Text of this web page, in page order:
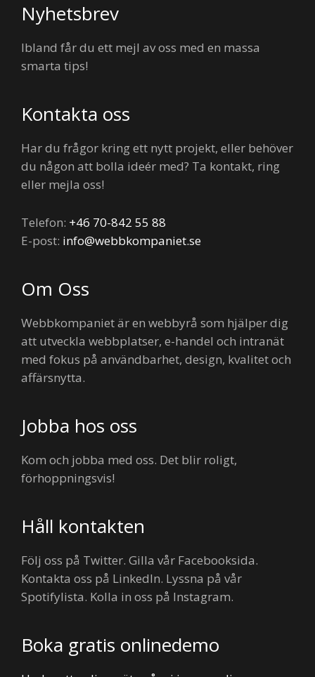
Nyhetsbrev
Ibland får du ett mejl av oss med en massa
smarta tips!
Kontakta oss
Har du frågor kring ett nytt projekt, eller behöver
du någon att bolla ideér med? Ta kontakt, ring
eller mejla oss!
Telefon: +46 70-842 55 88
E-post: info@webbkompaniet.se
Om Oss
Webbkompaniet är en webbyrå som hjälper dig
att utveckla webbplatser, e-handel och intranät
med fokus på användbarhet, design, kvalitet och
affärsnytta.
Jobba hos oss
Kom och jobba med oss. Det blir roligt,
förhoppningsvis!
Håll kontakten
Följ oss på Twitter. Gilla vår Facebooksida.
Kontakta oss på LinkedIn. Lyssna på vår
Spotifylista. Kolla in oss på Instagram.
Boka gratis onlinedemo